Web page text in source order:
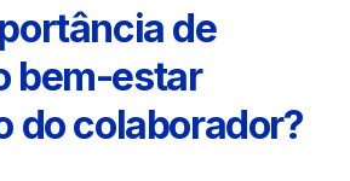
de
bem-estar
do colaborador?